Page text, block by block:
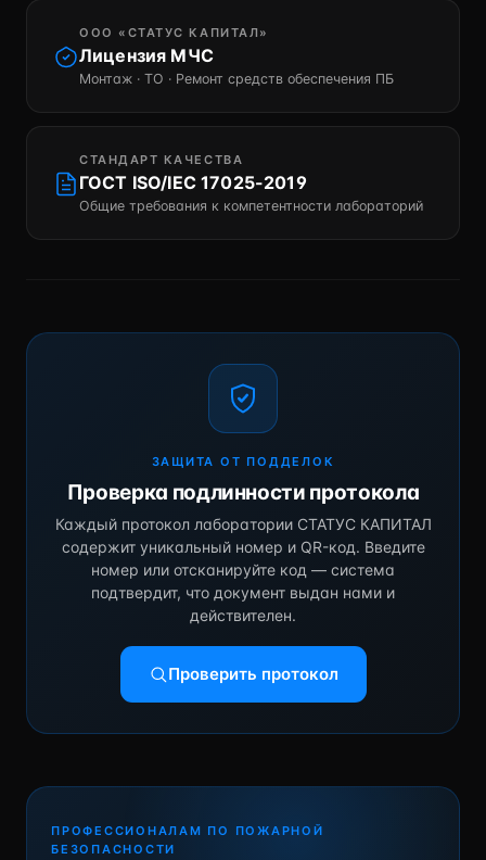
ООО «СТАТУС КАПИТАЛ»
Лицензия МЧС
Монтаж · ТО · Ремонт средств обеспечения ПБ
СТАНДАРТ КАЧЕСТВА
ГОСТ ISO/IEC 17025-2019
Общие требования к компетентности лабораторий
ЗАЩИТА ОТ ПОДДЕЛОК
Проверка подлинности протокола
Каждый протокол лаборатории СТАТУС КАПИТАЛ
содержит уникальный номер и QR-код. Введите
номер или отсканируйте код — система
подтвердит, что документ выдан нами и
действителен.
Проверить протокол
ПРОФЕССИОНАЛАМ ПО ПОЖАРНОЙ
БЕЗОПАСНОСТИ